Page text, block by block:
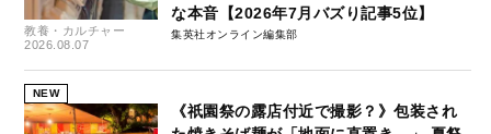
教養・カルチャー
2026.08.07
な本音【2026年7月バズり記事5位】
集英社オンライン編集部
NEW
《祇園祭の露店付近で撮影？》包装され